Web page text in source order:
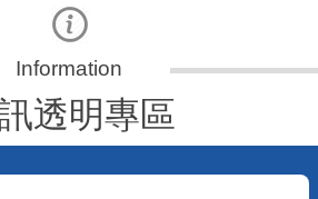
透明專區